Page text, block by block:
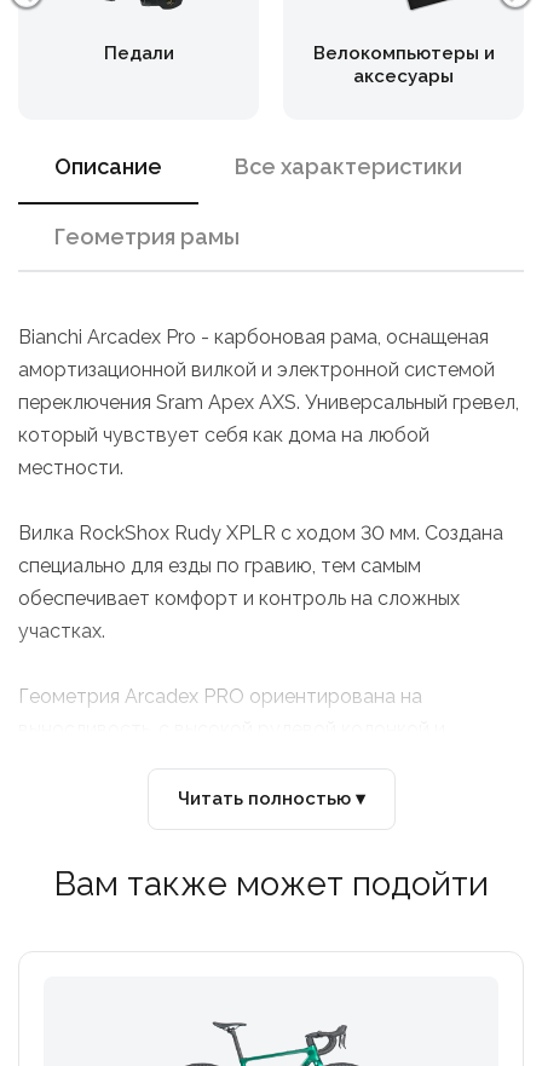
Педали
Велокомпьютеры и
аксесуары
Описание Все характеристики
Геометрия рамы
Bianchi Arcadex Pro - карбоновая рама, оснащеная
амортизационной вилкой и электронной системой
переключения Sram Apex AXS. Универсальный гревел,
который чувствует себя как дома на любой
местности.
Вилка RockShox Rudy XPLR с ходом 30 мм. Создана
специально для езды по гравию, тем самым
обеспечивает комфорт и контроль на сложных
участках.
Геометрия Arcadex PRO ориентирована на
более вертикальную и комфортную посадку. Рама
выполнена из эпоксидного углеродного волокна (SM
внутреннее отделение для хранения инструментов
встроенный многофункциональный ключ в задней оси.
Читать полностью ▾
Вам также может подойти